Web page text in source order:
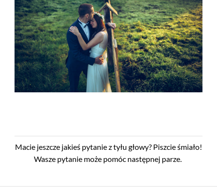
Macie jeszcze jakieś pytanie z tyłu głowy? Piszcie śmiało!
Wasze pytanie może pomóc następnej parze.